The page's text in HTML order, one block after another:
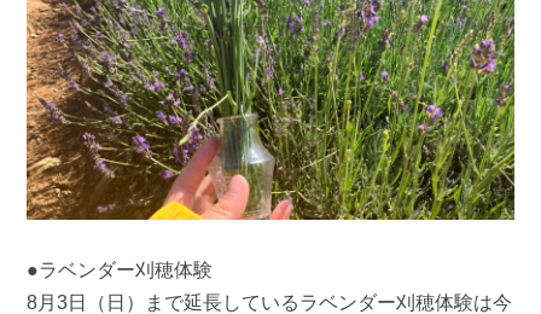
●ラベンダー刈穂体験
8月3日（日）まで延長しているラベンダー刈穂体験は今